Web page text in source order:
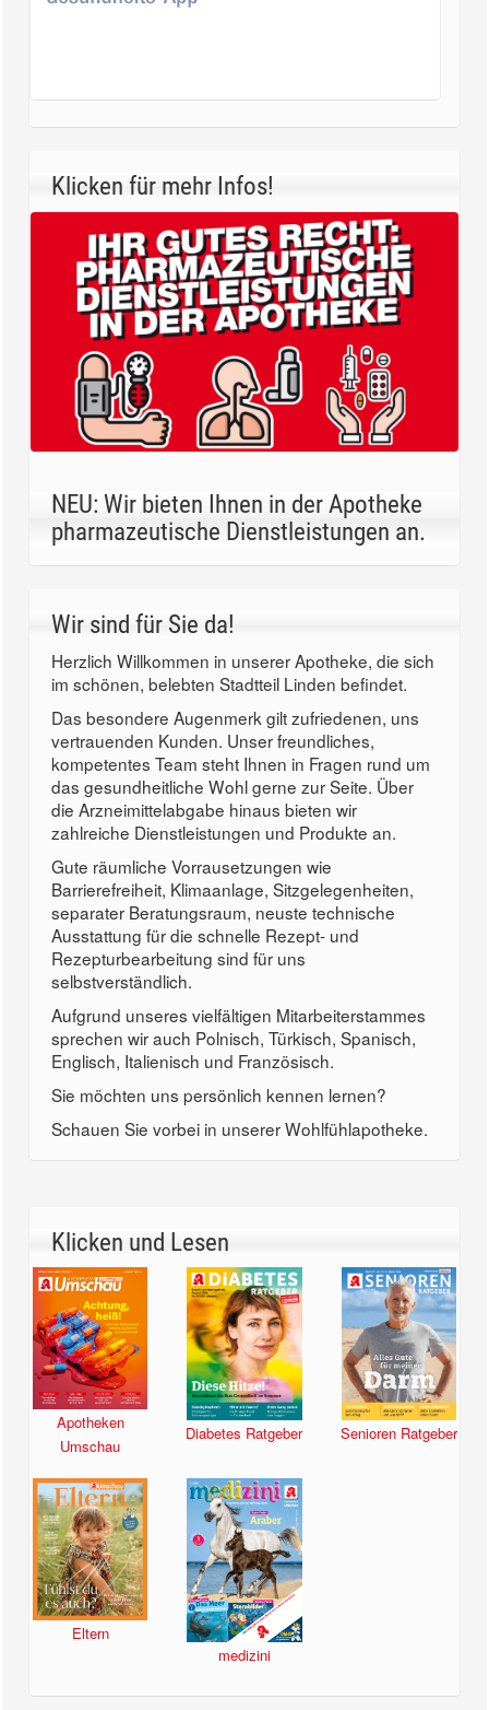
Klicken für mehr Infos!
NEU: Wir bieten Ihnen in der Apotheke
pharmazeutische Dienstleistungen an.
Wir sind für Sie da!
Herzlich Willkommen in unserer Apotheke, die sich
im schönen, belebten Stadtteil Linden befindet.
Das besondere Augenmerk gilt zufriedenen, uns
vertrauenden Kunden. Unser freundliches,
kompetentes Team steht Ihnen in Fragen rund um
das gesundheitliche Wohl gerne zur Seite. Über
die Arzneimittelabgabe hinaus bieten wir
zahlreiche Dienstleistungen und Produkte an.
Gute räumliche Vorrausetzungen wie
Barrierefreiheit, Klimaanlage, Sitzgelegenheiten,
separater Beratungsraum, neuste technische
Ausstattung für die schnelle Rezept- und
Rezepturbearbeitung sind für uns
selbstverständlich.
Aufgrund unseres vielfältigen Mitarbeiterstammes
sprechen wir auch Polnisch, Türkisch, Spanisch,
Englisch, Italienisch und Französisch.
Sie möchten uns persönlich kennen lernen?
Schauen Sie vorbei in unserer Wohlfühlapotheke.
Klicken und Lesen
Apotheken
Umschau
Diabetes Ratgeber Senioren Ratgeber
Eltern
medizini